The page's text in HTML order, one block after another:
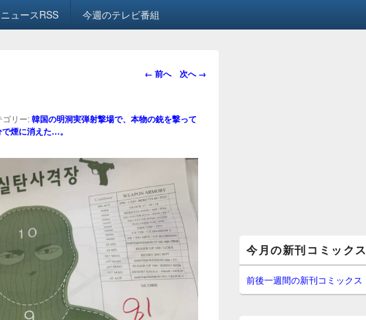
ュースRSS 今週のテレビ番組
画
ビ
シ
ン
← 前へ 次へ →
ゴリー:韓国の明洞実弾射撃場で、本物の銃を撃って
煙に消えた…。
イ
ン
サ
イ
今月の新刊コミックス
前後一週間の新刊コミックス